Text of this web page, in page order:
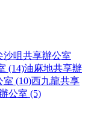
沙咀共享辦公室
(14)油麻地共享辦
室 (10)西九龍共享
公室 (5)